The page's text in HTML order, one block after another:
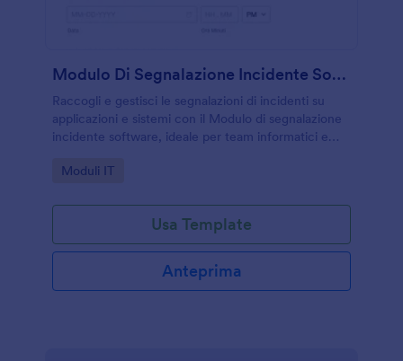
Modulo Di Segnalazione Incidente Software
Raccogli e gestisci le segnalazioni di incidenti su
applicazioni e sistemi con il Modulo di segnalazione
incidente software, ideale per team informatici e
avanzamento e chiusura.
Go to Category:
Moduli IT
Usa Template
Anteprima